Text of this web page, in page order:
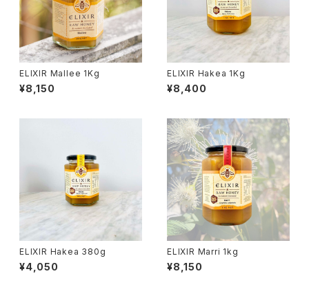
ELIXIR Mallee 1Kg
¥8,150
ELIXIR Hakea 1Kg
¥8,400
ELIXIR Hakea 380g
¥4,050
ELIXIR Marri 1kg
¥8,150